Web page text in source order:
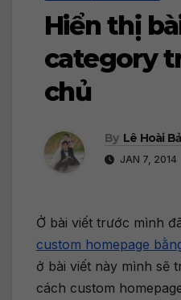
Hiển thị
category
chủ
By Lê Hoài
JAN 7, 2014
Ở bài viết trước mình
custom homepage
ở bài viết này mình sẽ
cách custom